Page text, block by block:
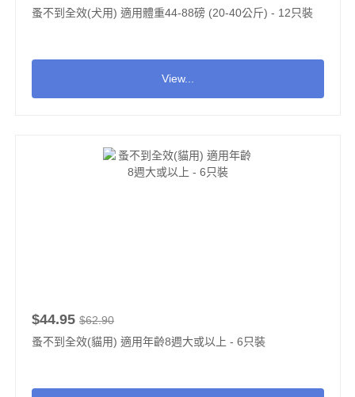
蚤不到全效(犬用) 適用體重44-88磅 (20-40公斤) - 12只裝
View...
$44.95 $62.90
蚤不到全效(貓用) 適用年齡8週大或以上 - 6只裝